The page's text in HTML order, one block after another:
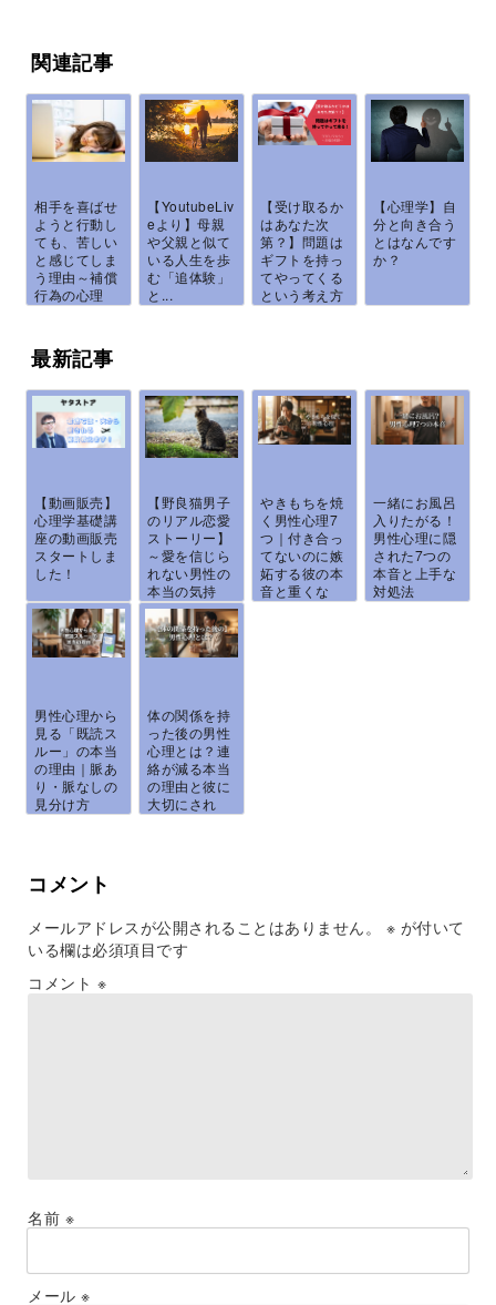
関連記事
相手を喜ばせ
ようと行動し
ても、苦しい
と感じてしま
う理由～補償
行為の心理
学...
【YoutubeLiv
eより】母親
や父親と似て
いる人生を歩
む「追体験」
と...
【受け取るか
はあなた次
第？】問題は
ギフトを持っ
てやってくる
という考え方
～...
【心理学】自
分と向き合う
とはなんです
か？
最新記事
【動画販売】
心理学基礎講
座の動画販売
スタートしま
した！
【野良猫男子
のリアル恋愛
ストーリー】
～愛を信じら
れない男性の
本当の気持
ち...
やきもちを焼
く男性心理7
つ｜付き合っ
てないのに嫉
妬する彼の本
音と重くな
ら...
一緒にお風呂
入りたがる！
男性心理に隠
された7つの
本音と上手な
対処法
男性心理から
見る「既読ス
ルー」の本当
の理由｜脈あ
り・脈なしの
見分け方
と、...
体の関係を持
った後の男性
心理とは？連
絡が減る本当
の理由と彼に
大切にされ
る...
コメント
メールアドレスが公開されることはありません。 ※ が付いて
いる欄は必須項目です
コメント ※
名前 ※
メール ※